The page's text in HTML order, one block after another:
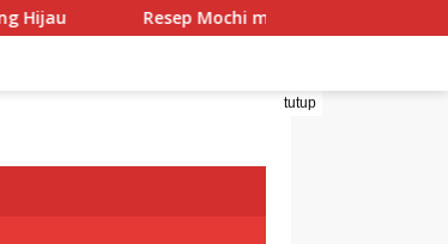
Resep Mochi menggo
tutup